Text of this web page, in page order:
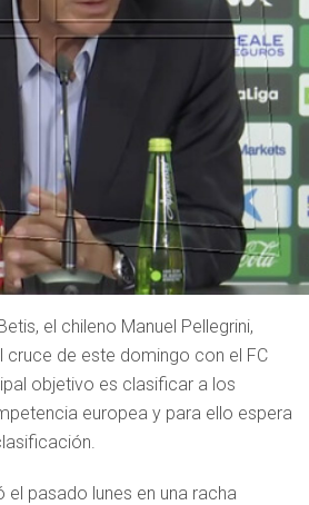
el chileno Manuel Pellegrini,
cruce de este domingo con el FC
objetivo es clasificar a los
europea y para ello espera
el pasado lunes en una racha